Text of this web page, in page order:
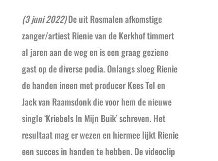
(3 juni 2022)De uit Rosmalen afkomstige
zanger/artiest Rienie van de Kerkhof timmert
al jaren aan de weg en is een graag geziene
gast op de diverse podia. Onlangs sloeg Rienie
de handen ineen met producer Kees Tel en
Jack van Raamsdonk die voor hem de nieuwe
single ‘Kriebels In Mijn Buik’ schreven. Het
resultaat mag er wezen en hiermee lijkt Rienie
een succes in handen te hebben. De videoclip